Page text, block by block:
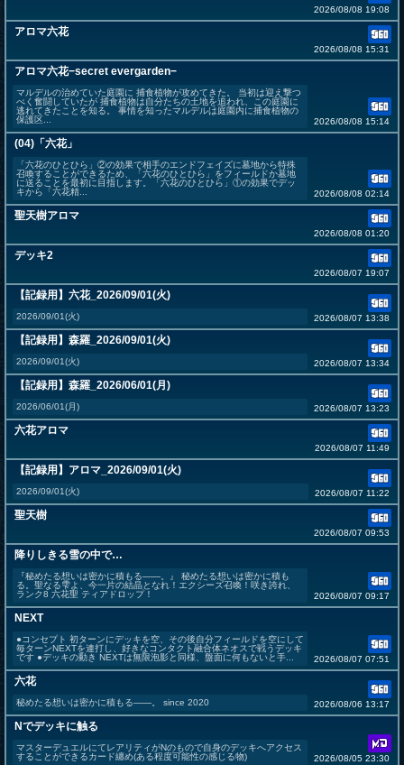
2026/08/08 19:08
アロマ六花
2026/08/08 15:31
アロマ六花−secret evergarden−
マルデルの治めていた庭園に 捕食植物が攻めてきた。 当初は迎え撃つ
べく奮闘していたが 捕食植物は自分たちの土地を追われ、この庭園に
逃れてきたことを知る。 事情を知ったマルデルは庭園内に捕食植物の
保護区...
2026/08/08 15:14
(04)「六花」
「六花のひとひら」②の効果で相手のエンドフェイズに墓地から特殊
召喚することができるため、「六花のひとひら」をフィールドか墓地
に送ることを最初に目指します。「六花のひとひら」①の効果でデッ
キから「六花精...
2026/08/08 02:14
聖天樹アロマ
2026/08/08 01:20
デッキ2
2026/08/07 19:07
【記録用】六花_2026/09/01(火)
2026/09/01(火) 2026/08/07 13:38
【記録用】森羅_2026/09/01(火)
2026/09/01(火) 2026/08/07 13:34
【記録用】森羅_2026/06/01(月)
2026/06/01(月) 2026/08/07 13:23
六花アロマ
2026/08/07 11:49
【記録用】アロマ_2026/09/01(火)
2026/09/01(火) 2026/08/07 11:22
聖天樹
2026/08/07 09:53
降りしきる雪の中で…
『秘めたる想いは密かに積もる――。』 秘めたる想いは密かに積も
る。聖なる雫よ、今一片の結晶となれ！エクシーズ召喚！咲き誇れ、
ランク8 六花聖 ティアドロップ！
2026/08/07 09:17
NEXT
●コンセプト 初ターンにデッキを空、その後自分フィールドを空にして
毎ターンNEXTを連打し、好きなコンタクト融合体ネオスで戦うデッキ
です ●デッキの動き NEXTは無限泡影と同様、盤面に何もないと手...
2026/08/07 07:51
六花
秘めたる想いは密かに積もる――。 since 2020 2026/08/06 13:17
Nでデッキに触る
マスターデュエルにてレアリティがNのもので自身のデッキへアクセス
することができるカード纏め(ある程度可能性の感じる物)
2026/08/05 23:30